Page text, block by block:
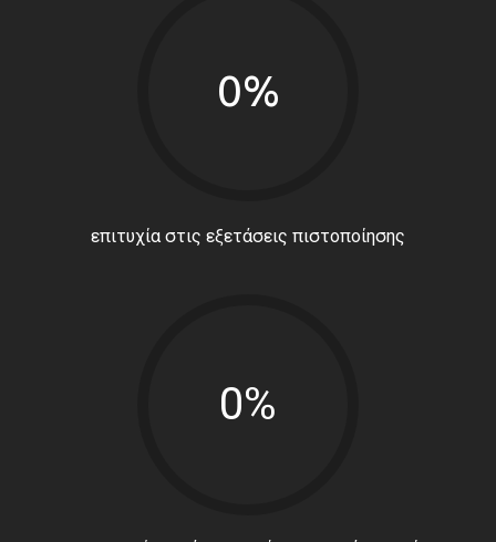
0%
επιτυχία στις εξετάσεις πιστοποίησης
0%